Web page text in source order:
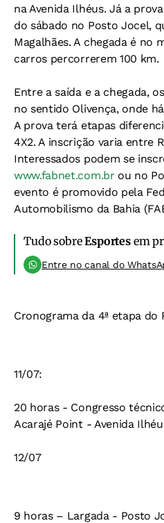
na Avenida Ilhéus. Já a
do sábado no Posto Jocel,
Magalhães. A chegada é no
carros percorrerem 100 km.
Entre a saída e a chegada,
no sentido Olivença, onde
A prova terá etapas
4X2. A inscrição varia entre
Interessados podem se
www.fabnet.com.br ou no
evento é promovido pela
Automobilismo da Bahia
Tudo sobreEsportesem
Entre no canal do
Cronograma da 4ª etapa do
11/07:
20 horas - Congresso
Acarajé Point - Avenida
12/07
9 horas – Largada - Posto